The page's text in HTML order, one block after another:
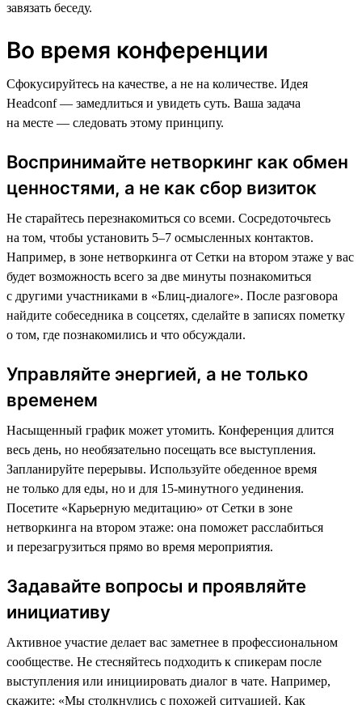
завязать беседу.
Во время конференции
Сфокусируйтесь на качестве, а не на количестве. Идея
Headсonf — замедлиться и увидеть суть. Ваша задача
на месте — следовать этому принципу.
Воспринимайте нетворкинг как обмен
ценностями, а не как сбор визиток
Не старайтесь перезнакомиться со всеми. Сосредоточьтесь
на том, чтобы установить 5–7 осмысленных контактов.
Например, в зоне нетворкинга от Сетки на втором этаже у вас
будет возможность всего за две минуты познакомиться
с другими участниками в «Блиц-диалоге». После разговора
найдите собеседника в соцсетях, сделайте в записях пометку
о том, где познакомились и что обсуждали.
Управляйте энергией, а не только
временем
Насыщенный график может утомить. Конференция длится
весь день, но необязательно посещать все выступления.
Запланируйте перерывы. Используйте обеденное время
не только для еды, но и для 15-минутного уединения.
Посетите «Карьерную медитацию» от Сетки в зоне
нетворкинга на втором этаже: она поможет расслабиться
и перезагрузиться прямо во время мероприятия.
Задавайте вопросы и проявляйте
инициативу
Активное участие делает вас заметнее в профессиональном
сообществе. Не стесняйтесь подходить к спикерам после
выступления или инициировать диалог в чате. Например,
скажите: «Мы столкнулись с похожей ситуацией. Как